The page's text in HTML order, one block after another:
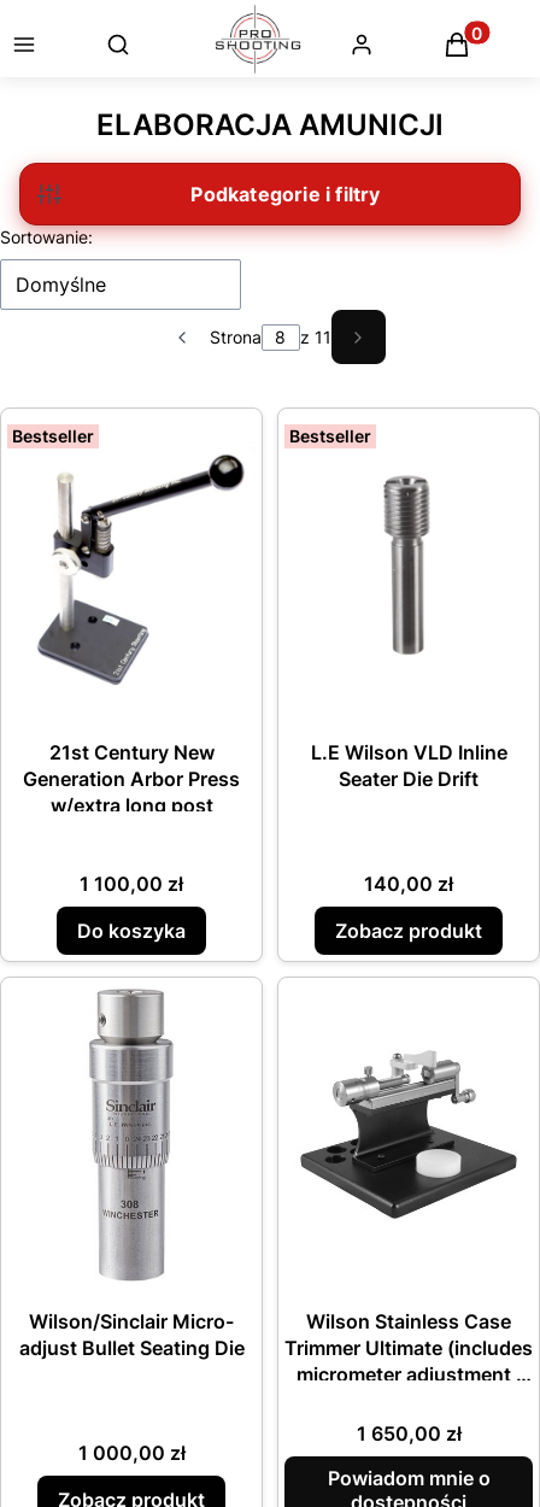
Otwórz wyszukiwarkę
ELABORACJA AMUNICJI
Filtry
Lista produktów
Sortowanie:
Domyślne
Poprzednie produkty
Strona z 11 Następne produkty
Bestseller
21st Century New
Generation Arbor Press
w/extra long post
Cena
1 100,00 zł
Do koszyka
Bestseller
L.E Wilson VLD Inline
Seater Die Drift
Cena
140,00 zł
Zobacz produkt
Wilson/Sinclair Micro-
adjust Bullet Seating Die
Cena
1 000,00 zł
Zobacz produkt
Wilson Stainless Case
Trimmer Ultimate (includes
micrometer adjustment ,
Cena
1 650,00 zł
Powiadom mnie o
dostępności